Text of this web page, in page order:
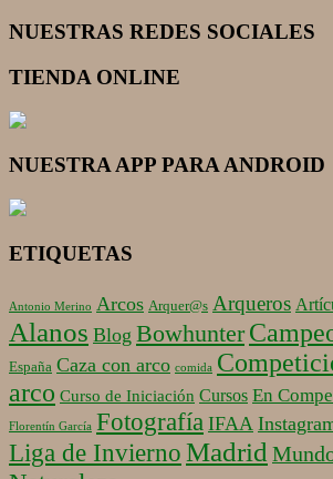
NUESTRAS REDES SOCIALES
TIENDA ONLINE
NUESTRA APP PARA ANDROID
ETIQUETAS
Antonio Merino Arcos Arquer@s Arqueros
Alanos Blog Bowhunter
España Caza con arco comida
arco Curso de Iniciación Cursos En
Florentín García Fotografía IFAA
Liga de Invierno Madrid